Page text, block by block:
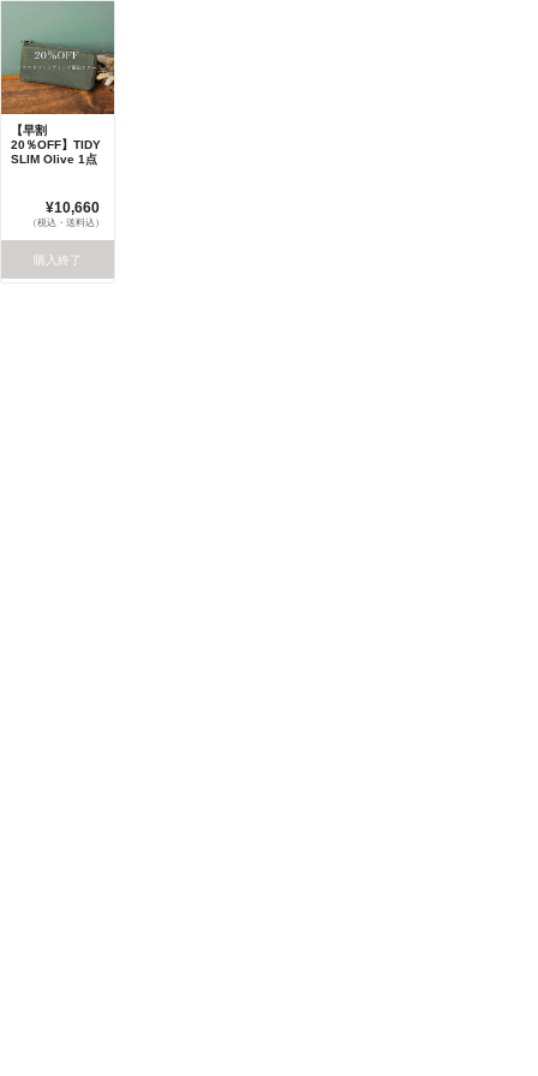
【早割
20％OFF】TIDY
SLIM Olive 1点
¥10,660
（税込・送料込）
購入終了